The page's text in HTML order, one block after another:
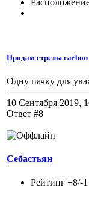
Продам стрелы
Одну пачку для
10 Сентября 2019,
Ответ #8
Себастьян
Рейтинг +8/-1